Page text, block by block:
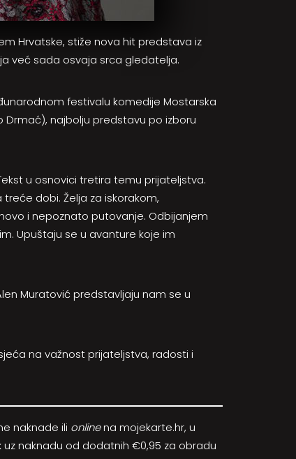
Hrvatske, stiže nova hit predstava iz
već sada osvaja srca gledatelja.
festivalu komedije Mostarska
Drmać), najbolju predstavu po izboru
u osnovici tretira temu prijateljstva.
dobi. Želja za iskorakom,
i nepoznato putovanje. Odbijanjem
Upuštaju se u avanture koje im
Muratović predstavljaju nam se u
na važnost prijateljstva, radosti i
naknade ili onlinena mojekarte.hr, u
uz naknadu od dodatnih €0,95 za obradu